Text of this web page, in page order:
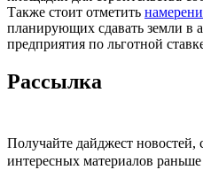
Также стоит отметить
планирующих сдавать земли в
предприятия по льготной
Рассылка
Получайте дайджест
интересных материалов